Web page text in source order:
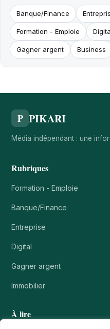
Banque/Finance
Formation - Emploie
Gagner argent Business
P PIKARI
Média indépendant : une
Rubriques
Formation - Emploie
Banque/Finance
Entreprise
Digital
Gagner argent
Immobilier
À lire